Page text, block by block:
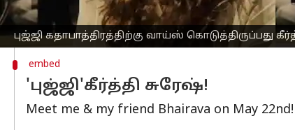
புஜ்ஜி கதாபாத்திரத்திற்கு வாய்ஸ் கொடுத்திருப்பது
இந்த 'கல்கி 2898 A.D'
இந்த படத்தில் 'பைரவா' என்கிற
embed
'புஜ்ஜி'கீர்த்தி சுரேஷ்!
Meet me & my friend Bhairava on May 22nd!